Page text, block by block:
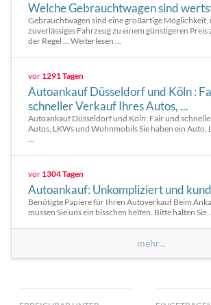
Welche Gebrauchtwagen sind
Gebrauchtwagen sind eine großartige Möglichkeit,
zuverlässiges Fahrzeug zu einem günstigeren Preis
der Regel ... Weiterlesen ...
vor 1291 Tagen
Autoankauf Düsseldorf und Köln :
schneller Verkauf Ihres Autos, ...
Autoankauf Düsseldorf und Köln: Fair und
Autos, LKWs und Wohnmobils Sie haben ein Auto,
...
vor 1304 Tagen
Autoankauf: Unkompliziert und
Benötigte Papiere für Ihren Autoverkauf Beim
müssen Sie uns ein bisschen helfen. Bitte halten Sie
mehr...